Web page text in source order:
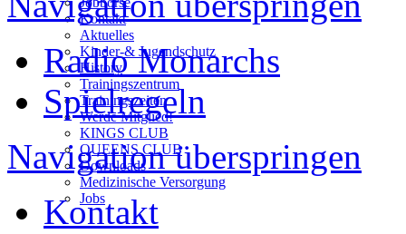
Kontakt
Aktuelles
Kinder-& Jugendschutz
History
Trainingszentrum
Trainingszeiten
Werde Mitglied!
KINGS CLUB
QUEENS CLUB
Downloads
Medizinische Versorgung
Jobs
Radio Monarchs
Spielregeln
Navigation überspringen
Kontakt